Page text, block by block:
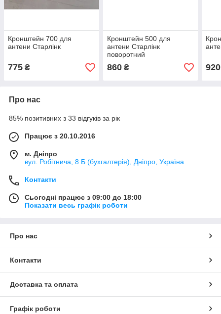
Кронштейн 700 для
антени Старлінк
775 ₴
Кронштейн 500 для
антени Старлінк
поворотний
860₴ 920
Про нас
85% позитивних з 33 відгуків за рік
Працює з 20.10.2016
м. Дніпро
вул. Робітнича, 8 Б (бухгалтерія), Дніпро, Україна
Контакти
Сьогодні працює з 09:00 до 18:00
Показати весь графік роботи
Про нас
Контакти
Доставка та оплата
Графік роботи